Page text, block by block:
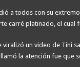
a todos con su
carré platinado, el cual
viralizó un video de Tini
la atención fue que